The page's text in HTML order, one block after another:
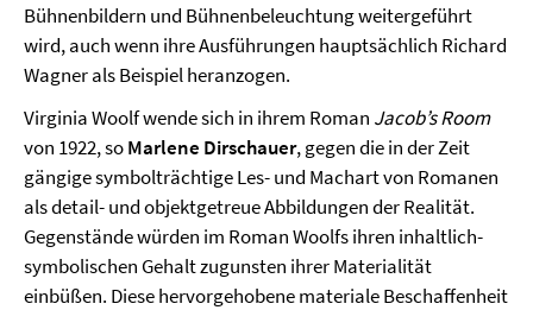
Bühnenbildern und Bühnenbeleuchtung weitergeführt
wird, auch wenn ihre Ausführungen hauptsächlich Richard
Wagner als Beispiel heranzogen.
Virginia Woolf wende sich in ihrem Roman Jacob’s Room
von 1922, soMarlene Dirschauer, gegen die in der Zeit
gängige symbolträchtige Les- und Machart von Romanen
als detail- und objektgetreue Abbildungen der Realität.
Gegenstände würden im Roman Woolfs ihren inhaltlich-
symbolischen Gehalt zugunsten ihrer Materialität
einbüßen. Diese hervorgehobene materiale Beschaffenheit